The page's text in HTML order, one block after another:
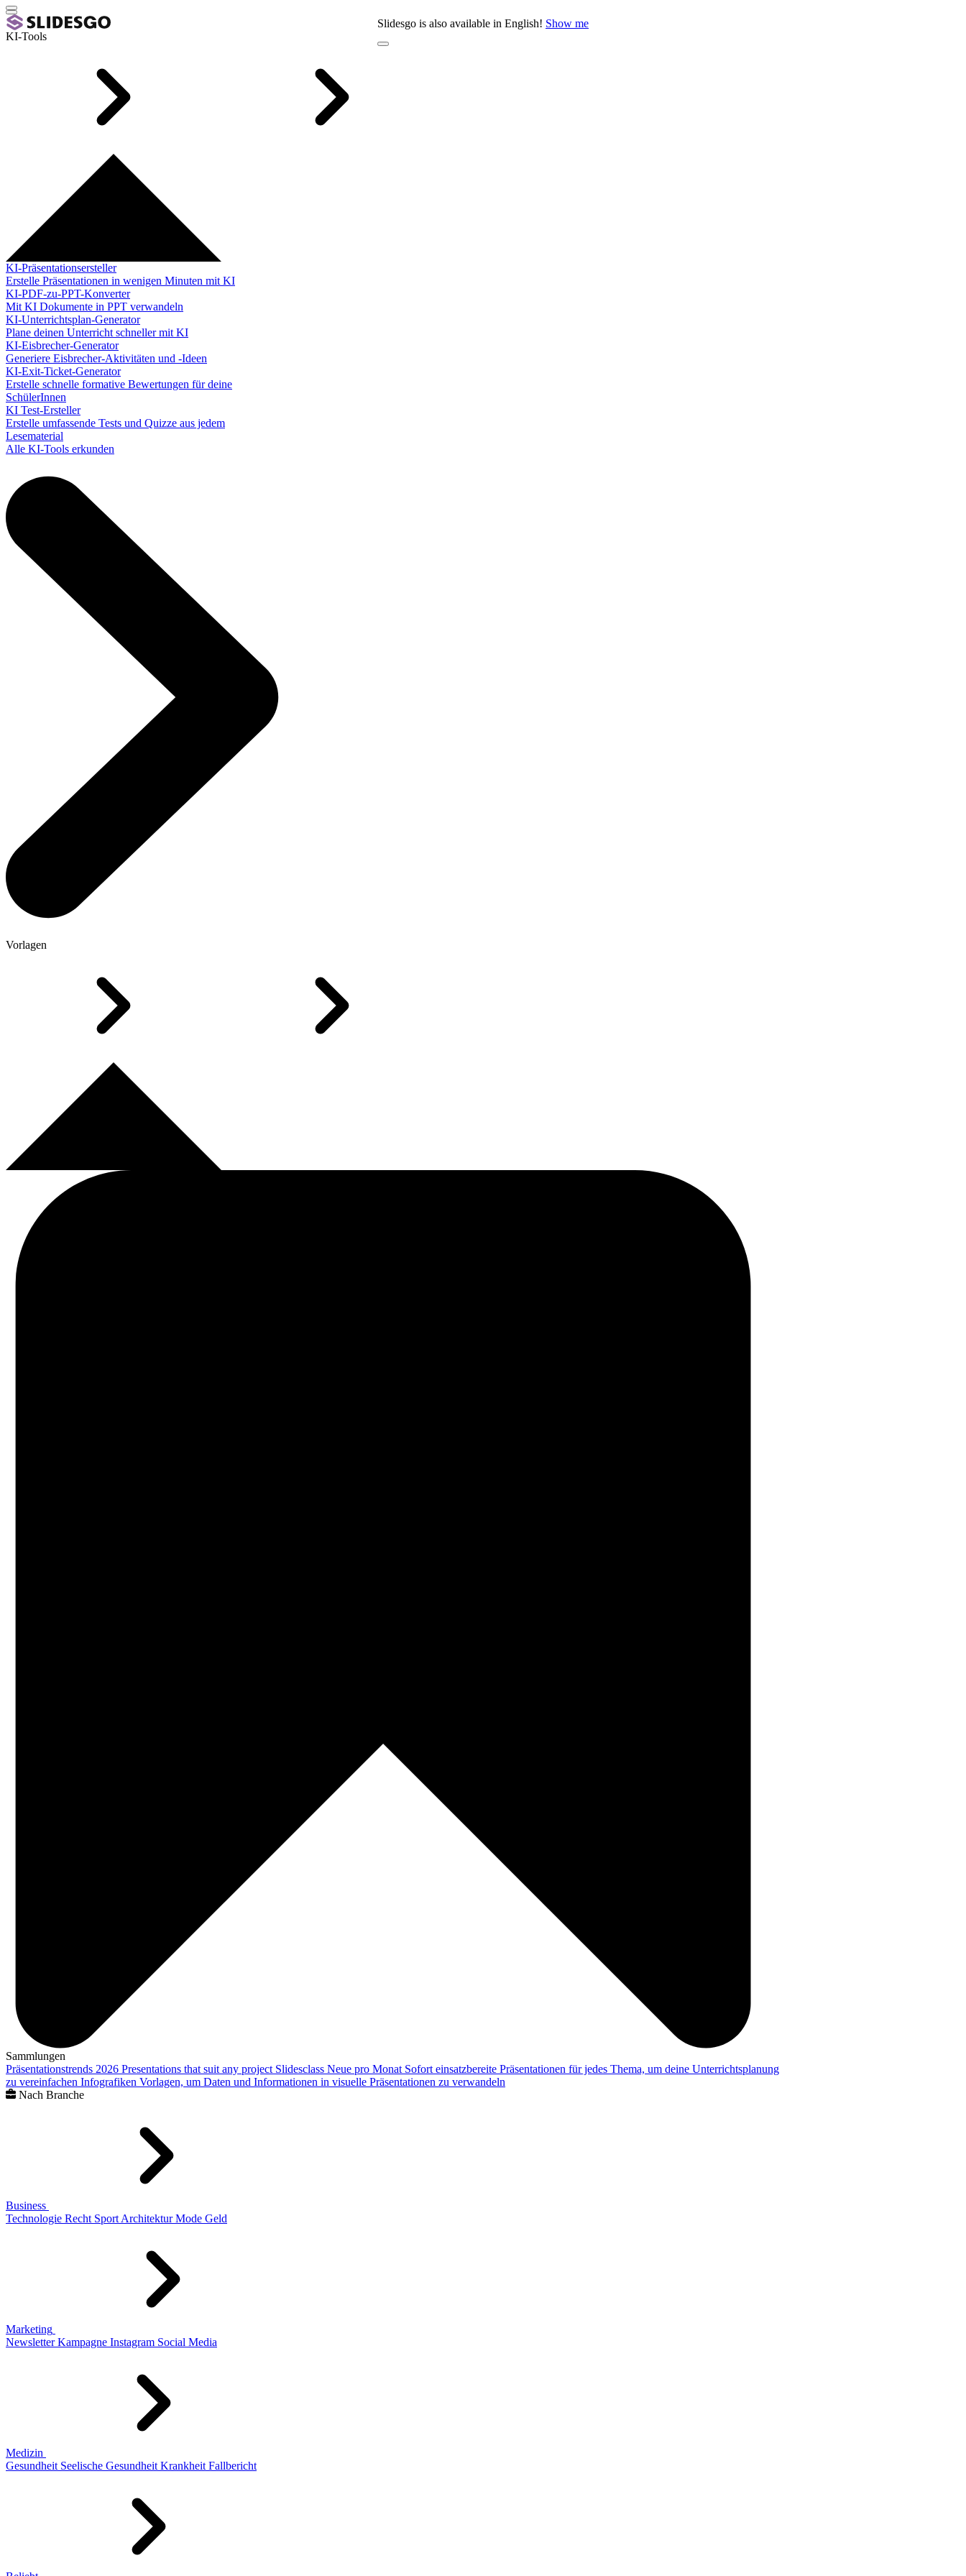
Slidesgo is also available in English! Show me
KI-Tools
KI-Präsentationsersteller
Erstelle Präsentationen in wenigen Minuten mit KI
KI-PDF-zu-PPT-Konverter
Mit KI Dokumente in PPT verwandeln
KI-Unterrichtsplan-Generator
Plane deinen Unterricht schneller mit KI
KI-Eisbrecher-Generator
Generiere Eisbrecher-Aktivitäten und -Ideen
KI-Exit-Ticket-Generator
Erstelle schnelle formative Bewertungen für deine
SchülerInnen
KI Test-Ersteller
Erstelle umfassende Tests und Quizze aus jedem
Lesematerial
Alle KI-Tools erkunden
Vorlagen
Sammlungen
Präsentationstrends 2026 Presentations that suit any project Slidesclass Neue pro Monat Sofort einsatzbereite Präsentationen für jedes Thema, um deine Unterrichtsplanung
zu vereinfachen Infografiken Vorlagen, um Daten und Informationen in visuelle Präsentationen zu verwandeln
Nach Branche
Business
Technologie Recht Sport Architektur Mode Geld
Marketing
Newsletter Kampagne Instagram Social Media
Medizin
Gesundheit Seelische Gesundheit Krankheit Fallbericht